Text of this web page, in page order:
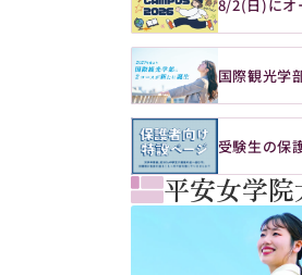
8/2(日)にオ
国際観光学
受験生の保
平安女学